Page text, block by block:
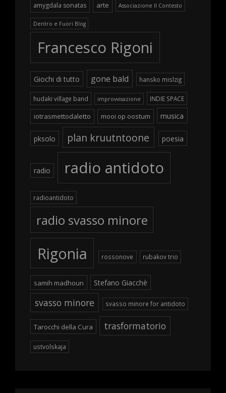
amygdala sonatas arte Associazione Il Contesto
Dentro e Fuori Blog
Francesco Rigoni
Giochi di tutto gone bald hansko mislzig
hudaki village band improvvisazione INDIE SPACE
iotrasmettodaletto mooi op oostum musica
pksolo plan kruutntoone poesia
radio radio antidoto
radioantidoto
radio svasso minore
Rigonia rossonove rubakov trio
samih madhoun Stefano Giacchè
svasso minore svasso minore for antidoto
Tarocchi della Cura trasformatorio
ustvolskaja